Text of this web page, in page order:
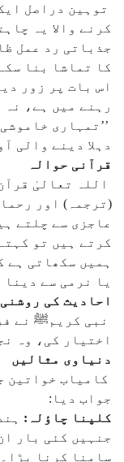
توہین دراصل
کرنے والا یہ
جذباتی رد عمل
کا تماشا بنا
اس بات پر زور
رہنے میں ہے، نہ
’’تمہاری
دہلا دینے والی
قرآنی حوالہ
اللہ تعالیٰ
(ترجمہ) اور
عاجزی سے چلتے
ہمیں سکھاتی ہے
یا نرمی سے دینا
احادیث کی
نبی کریمﷺ نے
اختیار کی، وہ
دنیاوی مثالیں
کامیاب خواتین
جواب دیا:
کلپنا چاؤلہ:
جنہیں کئی بار
سامنا کرنا